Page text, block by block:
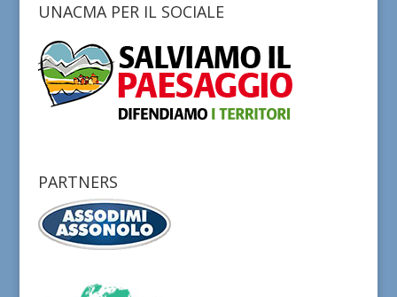
UNACMA PER IL SOCIALE
PARTNERS